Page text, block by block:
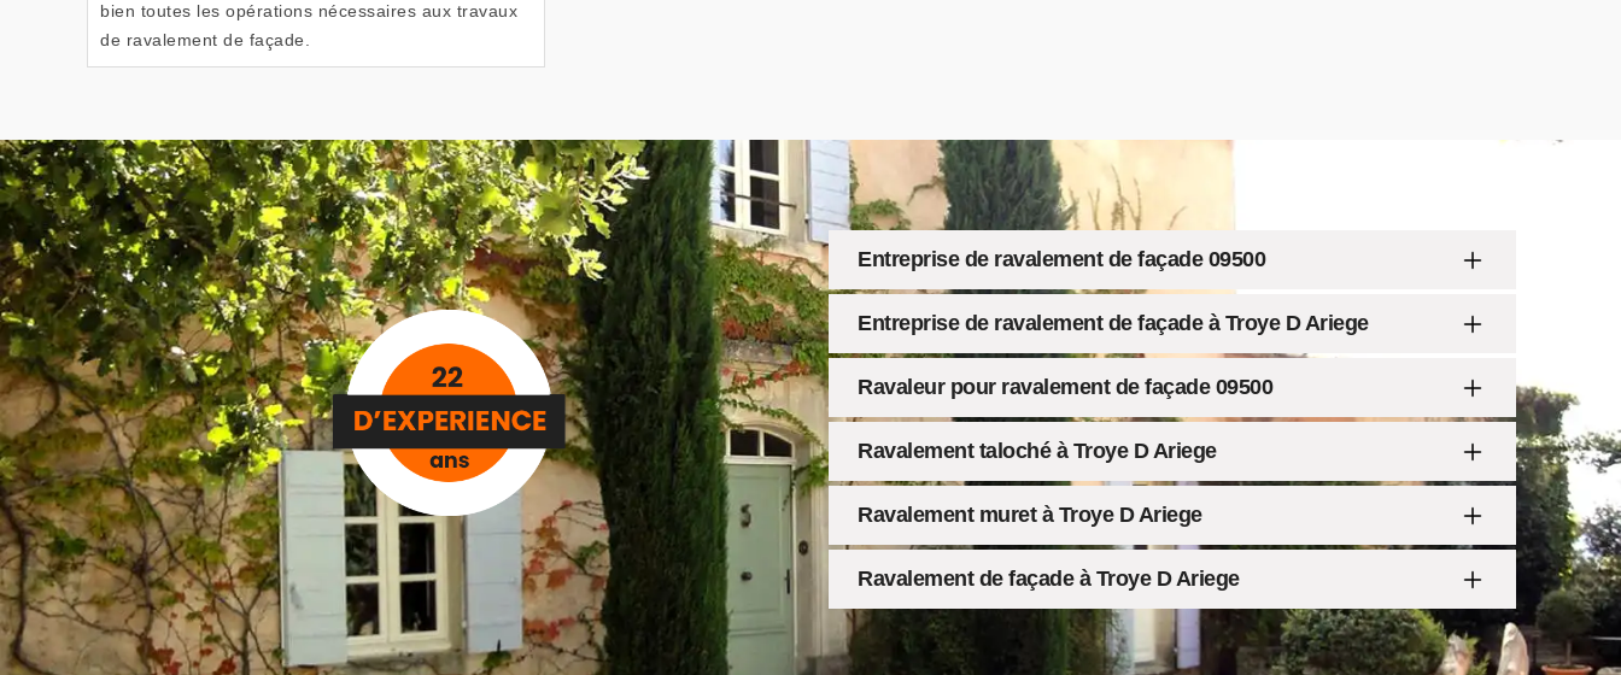
bien toutes les opérations nécessaires aux travaux
de ravalement de façade.
Entreprise de ravalement de façade 09500
Entreprise de ravalement de façade à Troye D Ariege
Ravaleur pour ravalement de façade 09500
Ravalement taloché à Troye D Ariege
Ravalement muret à Troye D Ariege
Ravalement de façade à Troye D Ariege